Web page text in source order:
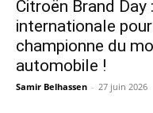
Citroën Brand Day
internationale
championne du
automobile !
Samir Belhassen - 27 juin 2026